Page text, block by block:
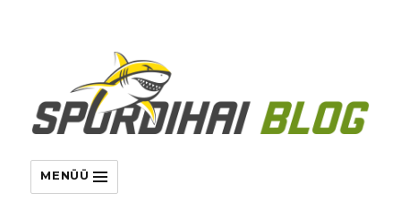
MENÜÜ